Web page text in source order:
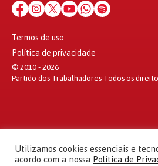
Termos de uso
Política de privacidade
© 2010 - 2026
Partido dos Trabalhadores Todos os
Utilizamos cookies essenciais e
acordo com a nossa Política de